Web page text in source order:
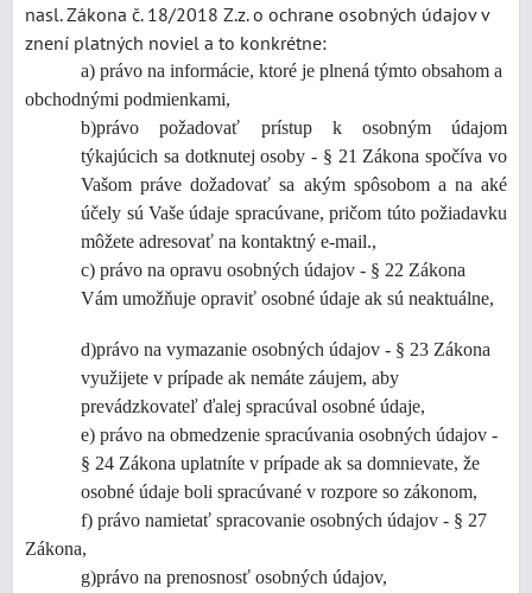
nasl. Zákona č. 18/2018 Z.z. o ochrane osobných údajov v
znení platných noviel a to konkrétne:
a) právo na informácie, ktoré je plnená týmto obsahom a
obchodnými podmienkami,
b)právo požadovať prístup k osobným údajom
týkajúcich sa dotknutej osoby - § 21 Zákona spočíva vo
Vašom práve dožadovať sa akým spôsobom a na aké
účely sú Vaše údaje spracúvane, pričom túto požiadavku
môžete adresovať na kontaktný e-mail.,
c) právo na opravu osobných údajov - § 22 Zákona
Vám umožňuje opraviť osobné údaje ak sú neaktuálne,
d)právo na vymazanie osobných údajov - § 23 Zákona
využijete v prípade ak nemáte záujem, aby
prevádzkovateľ ďalej spracúval osobné údaje,
e) právo na obmedzenie spracúvania osobných údajov -
§ 24 Zákona uplatníte v prípade ak sa domnievate, že
osobné údaje boli spracúvané v rozpore so zákonom,
f) právo namietať spracovanie osobných údajov - § 27
Zákona,
g)právo na prenosnosť osobných údajov,